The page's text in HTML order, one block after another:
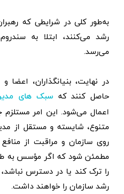
به‌طور کلی در شرایطی که
رشد می‌کنند، ابتلا به
می‌رسد.
در نهایت، بنیانگذاران، اعضا
حاصل کنند که سبک‌ های
اعمال می‌شود. این امر
متنوع، شایسته و مستقل از
روی سازمان و مراقبت از
مطمئن شود که اگر مؤسس به
را ترک کند یا در دسترس
رشد سازمان را خواهند داشت.